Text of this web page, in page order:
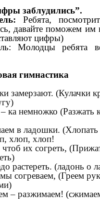
заблудились”.
Ребята,
давайте поможем им
цифры)
Молодцы ребята
гимнастика
замерзают. (Кулачки
ка немножко (Разжать
в ладошки.
хлоп, хлоп!
их согреть,
растереть. (ладонь о
согреваем, (Греем
– разжимаем!